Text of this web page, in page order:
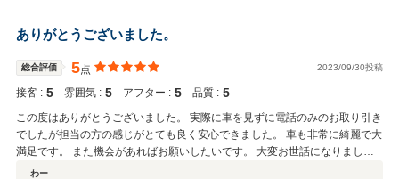
ありがとうございました。
総合評価 5点 2023/09/30投稿
接客 : 5 雰囲気 : 5 アフター : 5 品質 : 5
この度はありがとうございました。 実際に車を見ずに電話のみのお取り引き
でしたが担当の方の感じがとても良く安心できました。 車も非常に綺麗で大
満足です。 また機会があればお願いしたいです。 大変お世話になりまし
た。わー